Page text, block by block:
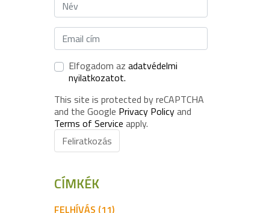
Elfogadom az adatvédelmi
nyilatkozatot.
This site is protected by reCAPTCHA
and the Google Privacy Policyand
Terms of Service apply.
Feliratkozás
CÍMKÉK
FELHÍVÁS (11)